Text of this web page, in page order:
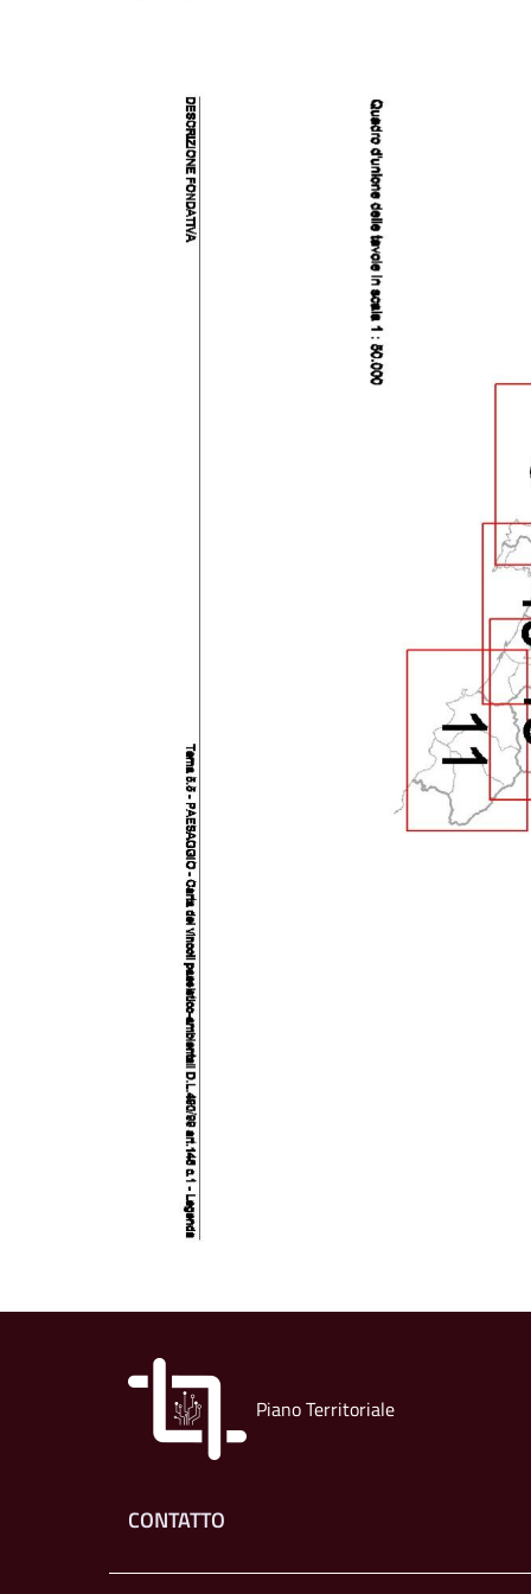
Piano Territoriale
Footer menu
CONTATTO